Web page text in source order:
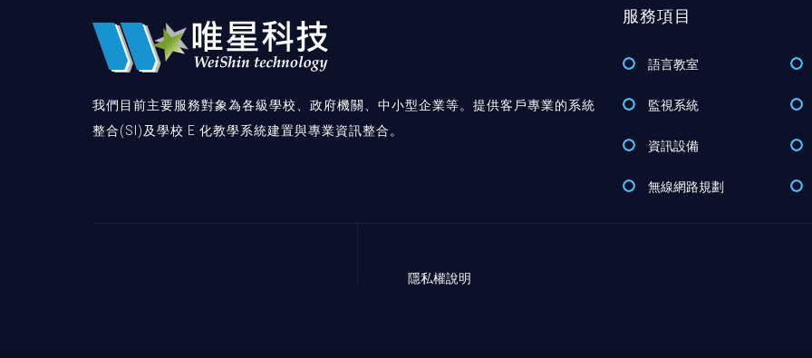
我們目前主要服務對象為各級學校、政府機關、中小型企業等。提供客戶專業的系統
整合(SI)及學校 E 化教學系統建置與專業資訊整合。
服務項目
語言教室
監視系統
資訊設備
無線網路規劃
隱私權說明